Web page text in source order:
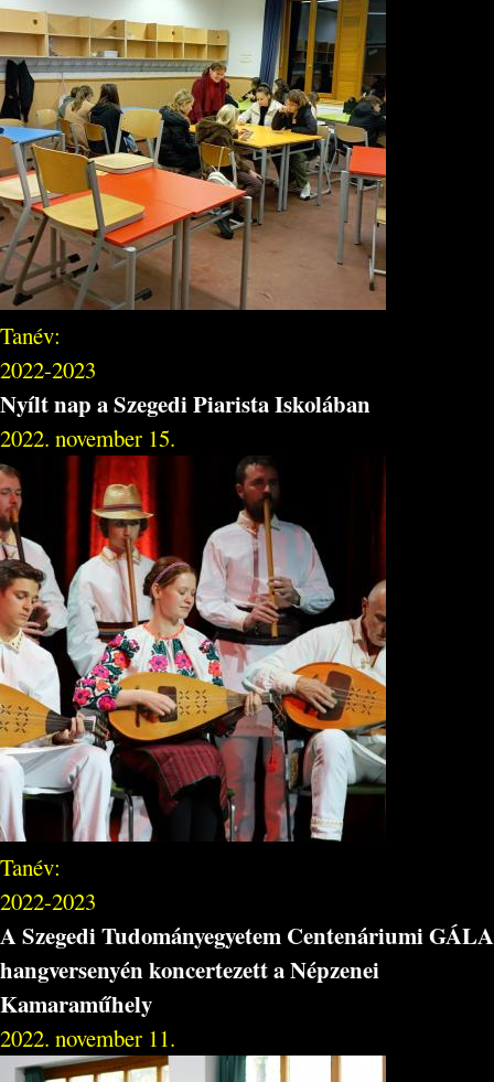
Tanév:
2022-2023
Nyílt nap a Szegedi Piarista Iskolában
2022. november 15.
Tanév:
2022-2023
A Szegedi Tudományegyetem Centenáriumi GÁLA
hangversenyén koncertezett a Népzenei
Kamaraműhely
2022. november 11.